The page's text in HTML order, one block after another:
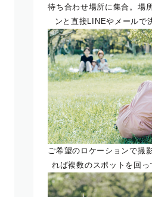
待ち合わせ場所に集合。場
ンと直接LINEやメールで
ご希望のロケーションで撮
れば複数のスポットを回っ